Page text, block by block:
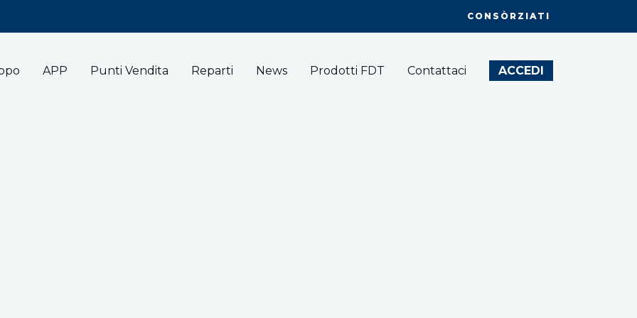
CONSÒRZIATI
APP Punti Vendita Reparti News Prodotti FDT Contattaci ACCEDI